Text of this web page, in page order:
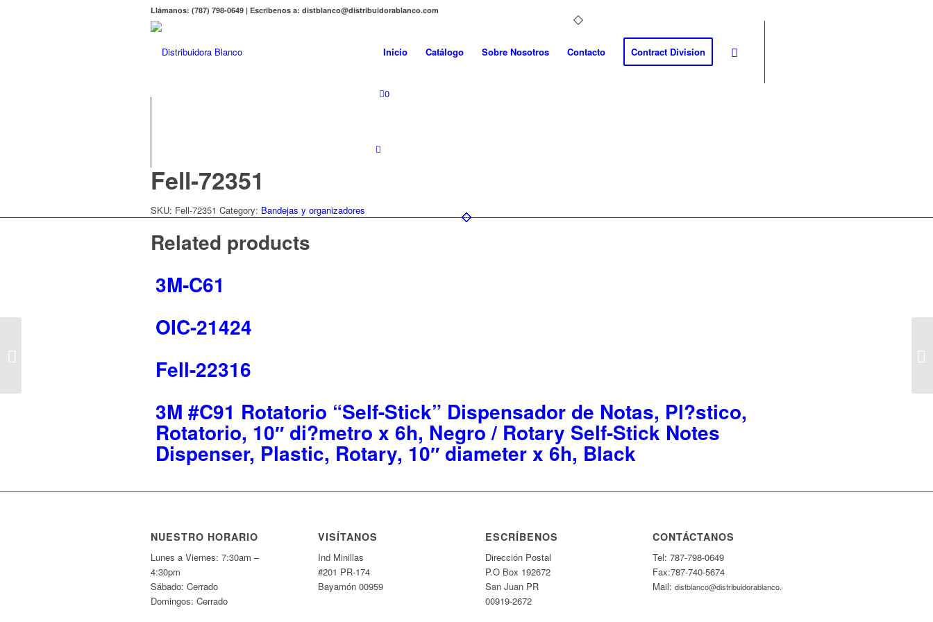
Llámanos: (787) 798-0649 | Escríbenos a: distblanco@distribuidorablanco.com
Inicio Catálogo Sobre Nosotros Contacto Contract Division
0
Fell-72351
SKU: Fell-72351 Category: Bandejas y organizadores
Related products
3M-C61
OIC-21424
Fell-22316
3M #C91 Rotatorio “Self-Stick” Dispensador de Notas, Pl?stico,
Rotatorio, 10″ di?metro x 6h, Negro / Rotary Self-Stick Notes
Dispenser, Plastic, Rotary, 10″ diameter x 6h, Black
NUESTRO HORARIO
Lunes a Viernes: 7:30am –
4:30pm
Sábado: Cerrado
Domingos: Cerrado
VISÍTANOS
Ind Minillas
#201 PR-174
Bayamón 00959
ESCRÍBENOS
Dirección Postal
P.O Box 192672
San Juan PR
00919-2672
CONTÁCTANOS
Tel: 787-798-0649
Fax:787-740-5674
Mail:distblanco@distribuidorablanco.com